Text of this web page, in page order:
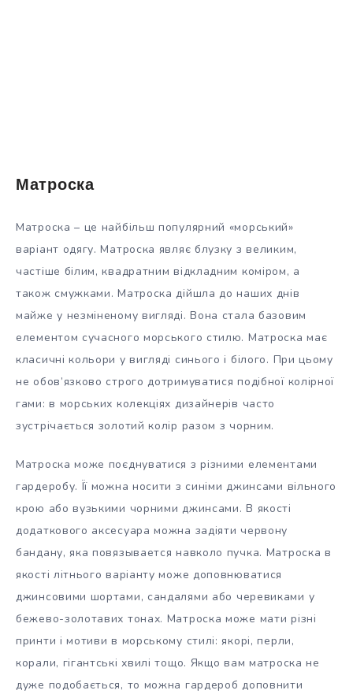
Матроска
Матроска – це найбільш популярний «морський»
варіант одягу. Матроска являє блузку з великим,
частіше білим, квадратним відкладним коміром, а
також смужками. Матроска дійшла до наших днів
майже у незміненому вигляді. Вона стала базовим
елементом сучасного морського стилю. Матроска має
класичні кольори у вигляді синього і білого. При цьому
не обов’язково строго дотримуватися подібної колірної
гами: в морських колекціях дизайнерів часто
зустрічається золотий колір разом з чорним.
Матроска може поєднуватися з різними елементами
гардеробу. Її можна носити з синіми джинсами вільного
крою або вузькими чорними джинсами. В якості
додаткового аксесуара можна задіяти червону
бандану, яка повязывается навколо пучка. Матроска в
якості літнього варіанту може доповнюватися
джинсовими шортами, сандалями або черевиками у
бежево-золотавих тонах. Матроска може мати різні
принти і мотиви в морському стилі: якорі, перли,
корали, гігантські хвилі тощо. Якщо вам матроска не
дуже подобається, то можна гардероб доповнити